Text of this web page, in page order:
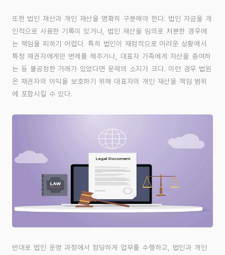
또한 법인 재산과 개인 재산을 명확히 구분해야 한다. 법인 자금을 개
인적으로 사용한 기록이 있거나, 법인 재산을 임의로 처분한 경우에
는 책임을 피하기 어렵다. 특히 법인이 재정적으로 어려운 상황에서
특정 채권자에게만 변제를 해주거나, 대표자 가족에게 자산을 증여하
는 등 불공정한 거래가 있었다면 문제의 소지가 크다. 이런 경우 법원
은 채권자의 이익을 보호하기 위해 대표자의 개인 재산을 책임 범위
에 포함시킬 수 있다.
반대로 법인 운영 과정에서 정당하게 업무를 수행하고, 법인과 개인